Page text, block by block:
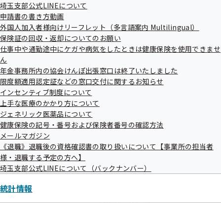
埼玉支部公式LINEについて
申請書の書き方動画
外国人加入者様向けリーフレット（多言語案内 Multilingual）
保険証の回収・返却についてのお願い
仕事中や通勤途中にケガや病気をしたときは健康保険を使用できませ
ん
年金事務所内の協会けんぽ出張窓口は終了いたしました
限度額適用認定証などの窓口交付に関するお知らせ
インセンティブ制度について
上手な医療のかかり方について
ジェネリック医薬品について
健康保険の記号・番号および保険者番号の確認方法
メールマガジン
《退職》退職後の資格確認書の取り扱いについて【事業所の担当者
様・退職する予定の方へ】
埼玉支部公式LINEについて（バックナンバー）
統計情報
関連情報
令和4年度 第5回埼玉支部評議会
令和05年01月17日開催
開催案内
資料
議事録
作成 令和05年01月18日